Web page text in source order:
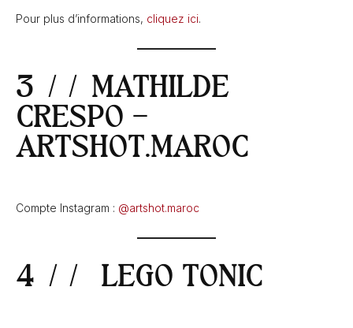
Pour plus d’informations, cliquez ici.
3 // MATHILDE
CRESPO –
ARTSHOT.MAROC
Compte Instagram : @artshot.maroc
4 // LEGO TONIC